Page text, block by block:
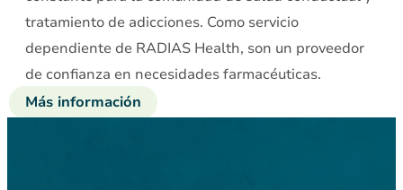
hogar
tratamiento de adicciones. Como servicio
dependiente de RADIAS Health, son un proveedor
de confianza en necesidades farmacéuticas.
Más información sobre